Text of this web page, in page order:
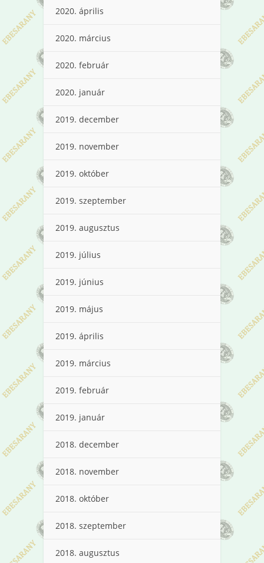
2020. április
2020. március
2020. február
2020. január
2019. december
2019. november
2019. október
2019. szeptember
2019. augusztus
2019. július
2019. június
2019. május
2019. április
2019. március
2019. február
2019. január
2018. december
2018. november
2018. október
2018. szeptember
2018. augusztus